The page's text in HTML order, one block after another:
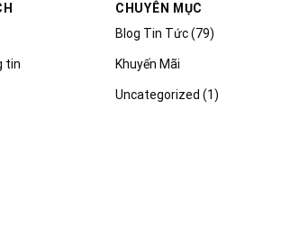
tin
CHUYÊN MỤC
Blog Tin Tức(79)
Khuyến Mãi
Uncategorized (1)